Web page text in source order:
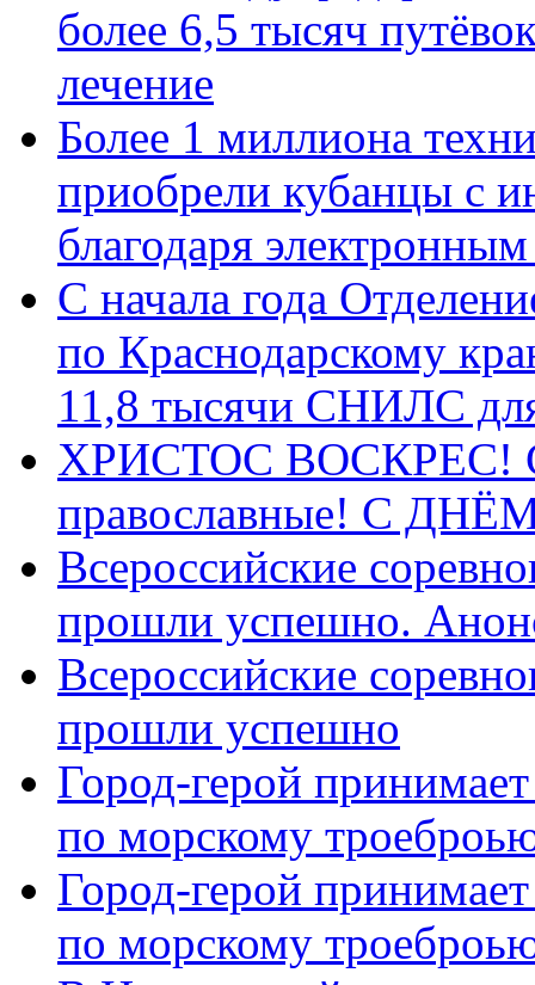
более 6,5 тысяч
лечение
Более 1 миллиона
приобрели кубанцы с
благодаря
С начала года
по Краснодарскому
11,8 тысячи СНИЛС
ХРИСТОС ВОСКРЕС! С
православные! C
Всероссийские
прошли успешно.
Всероссийские
прошли успешно
Город-герой
по морскому
Город-герой
по морскому